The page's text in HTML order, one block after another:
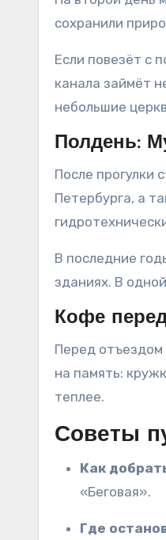
сохранили
Если повезёт с
канала займёт
небольшие
Полдень:
После прогулки
Петербурга, а
В последние
зданиях. В
Кофе
Перед отъездом
на память:
теплее.
Советы
Как
«Беговая».
Где